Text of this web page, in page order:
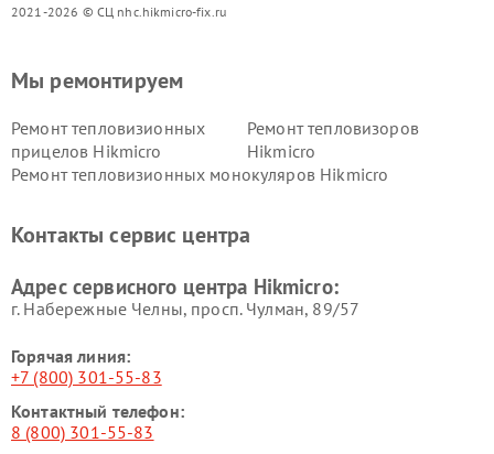
2021-2026 © СЦ nhc.hikmicro-fix.ru
Мы ремонтируем
Ремонт тепловизионных
прицелов Hikmicro
Ремонт тепловизоров
Hikmicro
Ремонт тепловизионных монокуляров Hikmicro
Контакты сервис центра
Адрес сервисного центра Hikmicro:
г. Набережные Челны, просп. Чулман, 89/57
Горячая линия:
+7 (800) 301-55-83
Контактный телефон:
8 (800) 301-55-83